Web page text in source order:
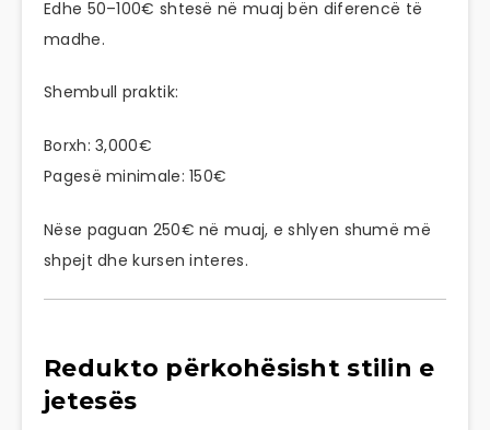
Edhe 50–100€ shtesë në muaj bën diferencë të
madhe.
Shembull praktik:
Borxh: 3,000€
Pagesë minimale: 150€
Nëse paguan 250€ në muaj, e shlyen shumë më
shpejt dhe kursen interes.
Redukto përkohësisht stilin e
jetesës